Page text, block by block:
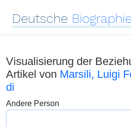
Deutsche Biographie
Visualisierung der
Artikel von Marsili, Luigi
di
Andere Person